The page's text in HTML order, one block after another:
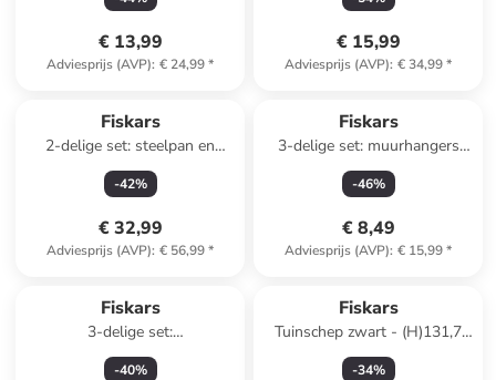
€ 13,99
Adviesprijs (AVP): € 24,99*
€ 15,99
Adviesprijs (AVP): € 34,99*
Fiskars
2-delige set: steelpan en
deksel "FF" zilverkleurig - 3 l
-42%
€ 32,99
Adviesprijs (AVP): € 56,99*
Fiskars
3-delige set: muurhangers
oranje
-46%
€ 8,49
Adviesprijs (AVP): € 15,99*
Fiskars
3-delige set:
gereedschapshouders rood
-40%
Fiskars
Tuinschep zwart - (H)131,7
cm
-34%